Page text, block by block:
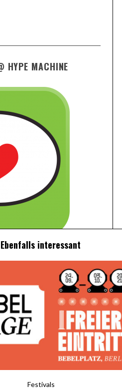
HYPE MACHINE
Ebenfalls interessant
Festivals
MUSIK, LERNE NEUE BANDS UND
HERAUS, WANN SIE KONZERTE IN
© 2014-2025 HOERS.DE